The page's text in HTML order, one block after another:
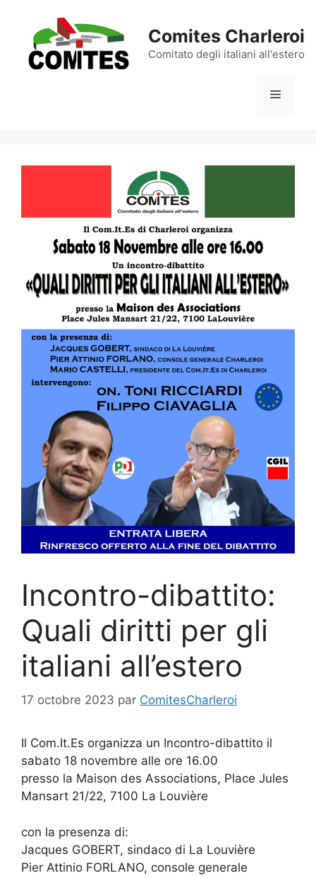
contenu
Comites Charleroi
Comitato degli italiani all'estero
Menu
Incontro-dibattito:
Quali diritti per gli
italiani all’estero
17 octobre 2023 par ComitesCharleroi
Il Com.It.Es organizza un Incontro-dibattito il
sabato 18 novembre alle ore 16.00
presso la Maison des Associations, Place Jules
Mansart 21/22, 7100 La Louvière
con la presenza di:
Jacques GOBERT, sindaco di La Louvière
Pier Attinio FORLANO, console generale